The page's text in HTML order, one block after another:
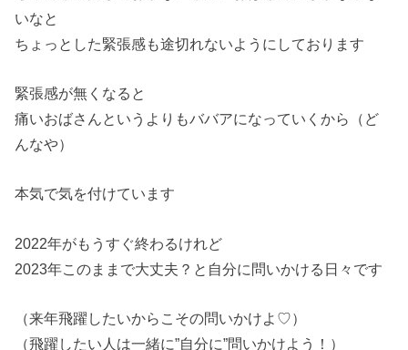
いなと
ちょっとした緊張感も途切れないようにしております
緊張感が無くなると
痛いおばさんというよりもババアになっていくから（ど
んなや）
本気で気を付けています
2022年がもうすぐ終わるけれど
2023年このままで大丈夫？と自分に問いかける日々です
（来年飛躍したいからこその問いかけよ♡）
（飛躍したい人は一緒に”自分に”問いかけよう！）